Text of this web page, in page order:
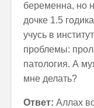
беременна, но
дочке 1.5
учусь в
проблемы:
патология. А
мне делать?
Ответ: Аллах